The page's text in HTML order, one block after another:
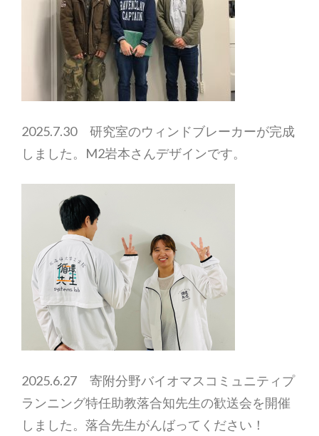
2025.7.30 研究室のウィンドブレーカーが完成
しました。M2岩本さんデザインです。
2025.6.27 寄附分野バイオマスコミュニティプ
ランニング特任助教落合知先生の歓送会を開催
しました。落合先生がんばってください！